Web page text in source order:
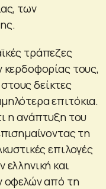
των
τράπεζες
κερδοφορίας τους,
δείκτες
επιτόκια.
η ανάπτυξη του
τη
επιλογές
και
οφελών από τη